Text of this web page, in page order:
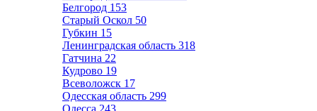
Белгород 153
Старый Оскол 50
Губкин 15
Ленинградская область 318
Гатчина 22
Кудрово 19
Всеволожск 17
Одесская область 299
Одесса 243